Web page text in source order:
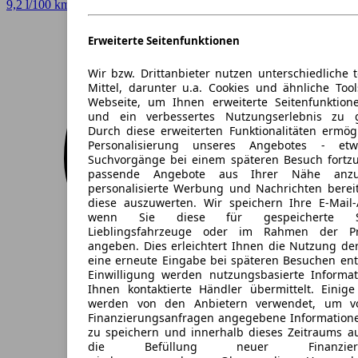
9,2 l/100 km (komb.)* · 208 g/km CO2* · CO2-Klasse G
Erweiterte Seitenfunktionen
Wir bzw. Drittanbieter nutzen unterschiedliche
Mittel, darunter u.a. Cookies und ähnliche
Webseite, um Ihnen erweiterte
und ein verbessertes Nutzungserlebnis zu
Durch diese erweiterten Funktionalitäten
Personalisierung unseres Angebotes -
Suchvorgänge bei einem späteren Besuch
passende Angebote aus Ihrer Nähe
personalisierte Werbung und Nachrichten
diese auszuwerten. Wir speichern Ihre E-Mail-
wenn Sie diese für gespeicherte
Lieblingsfahrzeuge oder im Rahmen der
angeben. Dies erleichtert Ihnen die Nutzung
eine erneute Eingabe bei späteren Besuchen
Einwilligung werden nutzungsbasierte
Ihnen kontaktierte Händler übermittelt. Einige
werden von den Anbietern verwendet, um
Finanzierungsanfragen angegebene
zu speichern und innerhalb dieses Zeitraums
die Befüllung neuer